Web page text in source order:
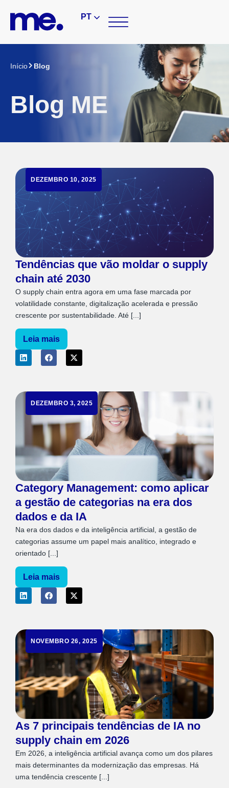
PT
Início Blog
Blog ME
DEZEMBRO 10, 2025
Tendências que vão moldar o supply
chain até 2030
O supply chain entra agora em uma fase marcada por
volatilidade constante, digitalização acelerada e pressão
crescente por sustentabilidade. Até [...]
Leia mais
DEZEMBRO 3, 2025
Category Management: como aplicar
a gestão de categorias na era dos
dados e da IA
Na era dos dados e da inteligência artificial, a gestão de
categorias assume um papel mais analítico, integrado e
orientado [...]
Leia mais
NOVEMBRO 26, 2025
As 7 principais tendências de IA no
supply chain em 2026
Em 2026, a inteligência artificial avança como um dos pilares
mais determinantes da modernização das empresas. Há
uma tendência crescente [...]